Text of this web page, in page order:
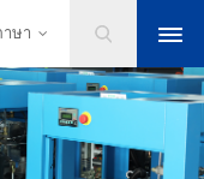
ษา